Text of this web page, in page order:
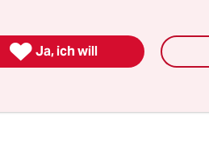
 Ja, ich will